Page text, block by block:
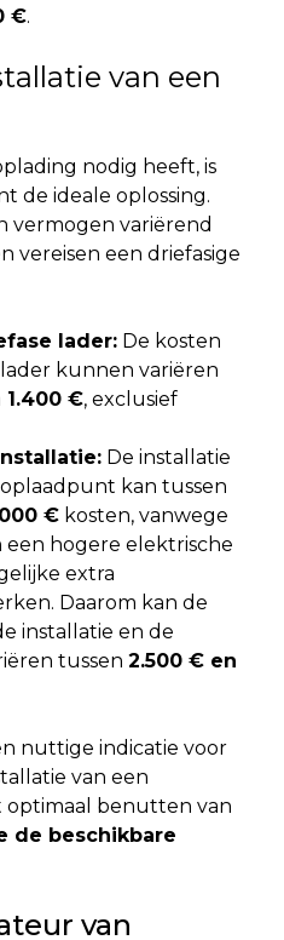
€.
van een
nodig heeft, is
de ideale oplossing.
vermogen variërend
vereisen een driefasige
lader: De kosten
kunnen variëren
1.400 €, exclusief
De installatie
kan tussen
€ kosten, vanwege
een hogere elektrische
extra
Daarom kan de
installatie en de
tussen 2.500 € en
nuttige indicatie voor
van een
optimaal benutten van
de beschikbare
van